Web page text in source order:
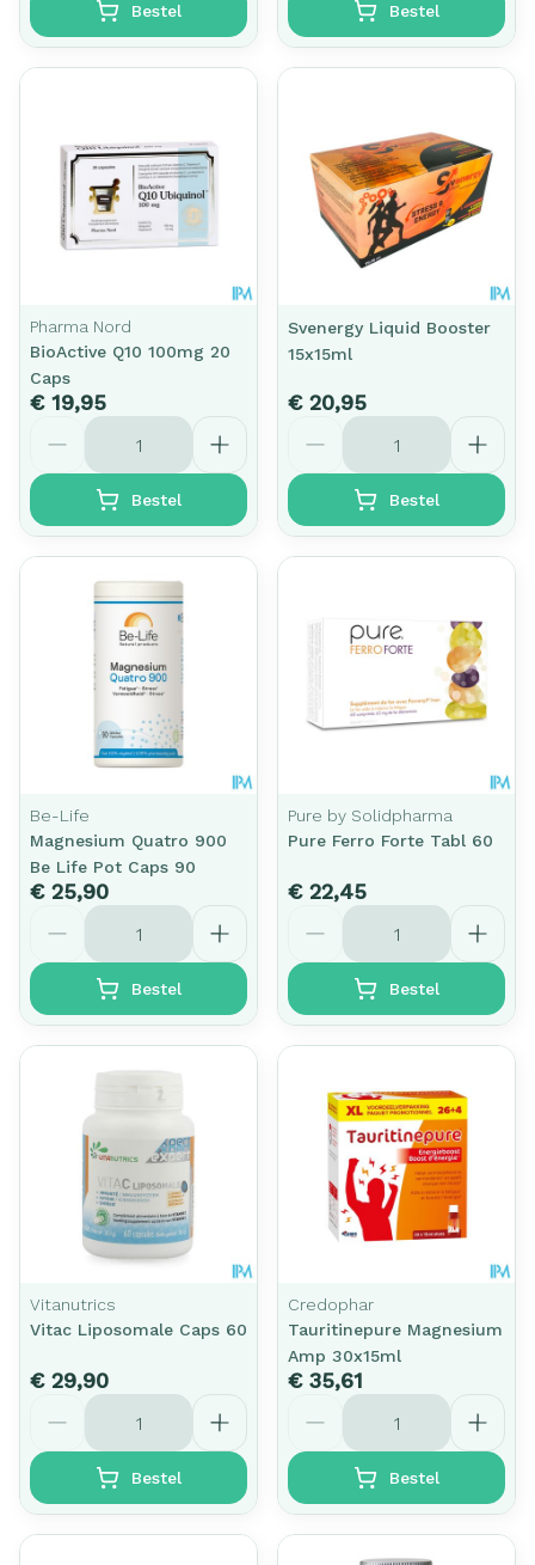
Bestel Bestel
Pharma Nord
BioActive Q10 100mg 20
Caps
€ 19,95
Aantal
Bestel
Svenergy Liquid Booster
15x15ml
€ 20,95
Aantal
Bestel
Be-Life
Magnesium Quatro 900
Be Life Pot Caps 90
€ 25,90
Aantal
Bestel
Pure by Solidpharma
Pure Ferro Forte Tabl 60
€ 22,45
Aantal
Bestel
Vitanutrics
Vitac Liposomale Caps 60
€ 29,90
Aantal
Bestel
Credophar
Tauritinepure Magnesium
Amp 30x15ml
€ 35,61
Aantal
Bestel